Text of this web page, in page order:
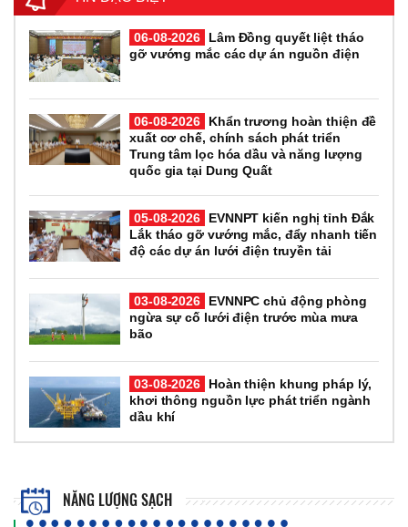
06-08-2026
Lâm Đồng quyết liệt tháo
gỡ vướng mắc các dự án nguồn điện
06-08-2026
Khẩn trương hoàn thiện đề
xuất cơ chế, chính sách phát triển
Trung tâm lọc hóa dầu và năng lượng
quốc gia tại Dung Quất
05-08-2026
EVNNPT kiến nghị tỉnh Đắk
Lắk tháo gỡ vướng mắc, đẩy nhanh tiến
độ các dự án lưới điện truyền tải
03-08-2026
EVNNPC chủ động phòng
ngừa sự cố lưới điện trước mùa mưa
bão
03-08-2026
Hoàn thiện khung pháp lý,
khơi thông nguồn lực phát triển ngành
dầu khí
NĂNG LƯỢNG SẠCH